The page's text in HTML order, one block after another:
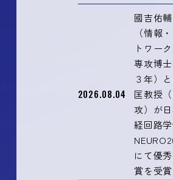
2026.08.04
國吉佑
（情報
トワー
専攻博
３年）
匡教授
攻）が
経回路
にて優
賞を受賞